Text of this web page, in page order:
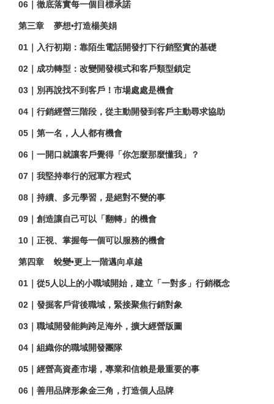
06 ｜徹底落實每一個目標承諾
第三章 夢想•打造楊美娟
01 ｜入行初期：靠陌生電話開發打下行銷堅實的基礎
02 ｜成功轉型：改變開發模式和客戶類型鎖定
03 ｜別再說找不到客戶！市場處處是機會
04 ｜行銷經營三階段，從主動開發到客戶主動尋求協助
05 ｜第一名，人人都有機會
06 ｜一開口就讓客戶覺得「你怎麼那麼懂我」？
07 ｜我堅持奉行的冠軍方程式
08 ｜持續、多元學習，是絕對不變的事
09 ｜創造讓自己可以「翻轉」的機會
10 ｜正視、掌握每一個可以服務的機會
第四章 蛻變•更上一階邁向卓越
01 ｜從5人以上的小職域開始，建立「一對多」行銷概念
02 ｜發掘客戶背後職域，緊接聚焦行銷對象
03 ｜職域開發能夠跨足海外，擴大經營版圖
04 ｜組織你的職域開發團隊
05 ｜經營高資產市場，專業和信賴是最重要的事
06 ｜善用品牌形象金三角，打造個人品牌